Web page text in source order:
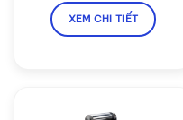
XEM CHI TIẾT